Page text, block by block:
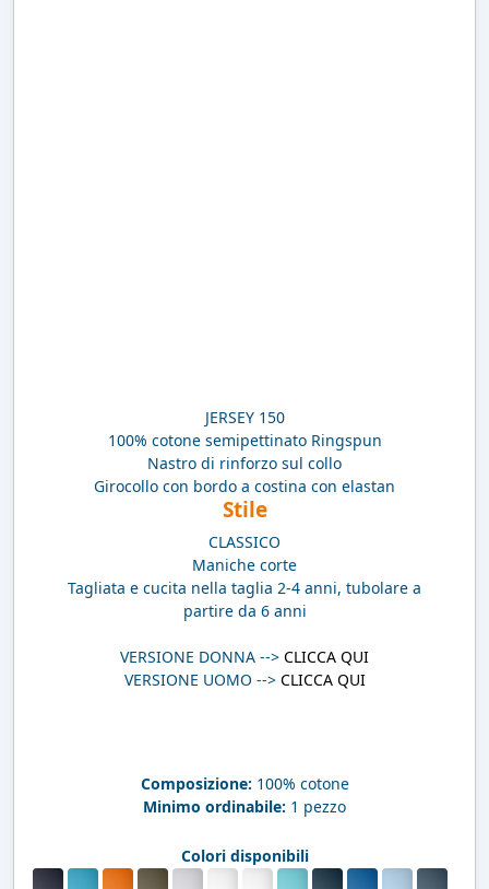
JERSEY 150
100% cotone semipettinato Ringspun
Nastro di rinforzo sul collo
Girocollo con bordo a costina con elastan
Stile
CLASSICO
Maniche corte
Tagliata e cucita nella taglia 2-4 anni, tubolare a
partire da 6 anni
VERSIONE DONNA --> CLICCA QUI
VERSIONE UOMO --> CLICCA QUI
Composizione: 100% cotone
Minimo ordinabile: 1 pezzo
Colori disponibili